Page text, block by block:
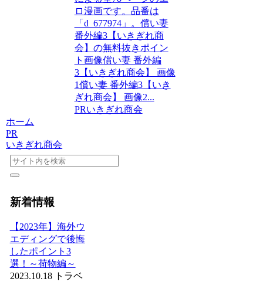
ロ漫画です。品番は
「d_677974」。償い妻
番外編3【いきぎれ商
会】の無料抜きポイン
ト画像償い妻 番外編
3【いきぎれ商会】 画像
1償い妻 番外編3【いき
ぎれ商会】 画像2...
PRいきぎれ商会
ホーム
PR
いきぎれ商会
新着情報
【2023年】海外ウ
エディングで後悔
したポイント3
選！～荷物編～
2023.10.18
トラベ